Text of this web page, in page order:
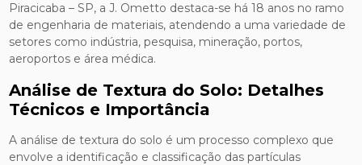
Piracicaba – SP, a J. Ometto destaca-se há 18 anos no ramo
de engenharia de materiais, atendendo a uma variedade de
setores como indústria, pesquisa, mineração, portos,
aeroportos e área médica.
Análise de Textura do Solo: Detalhes
Técnicos e Importância
A análise de textura do solo é um processo complexo que
envolve a identificação e classificação das partículas